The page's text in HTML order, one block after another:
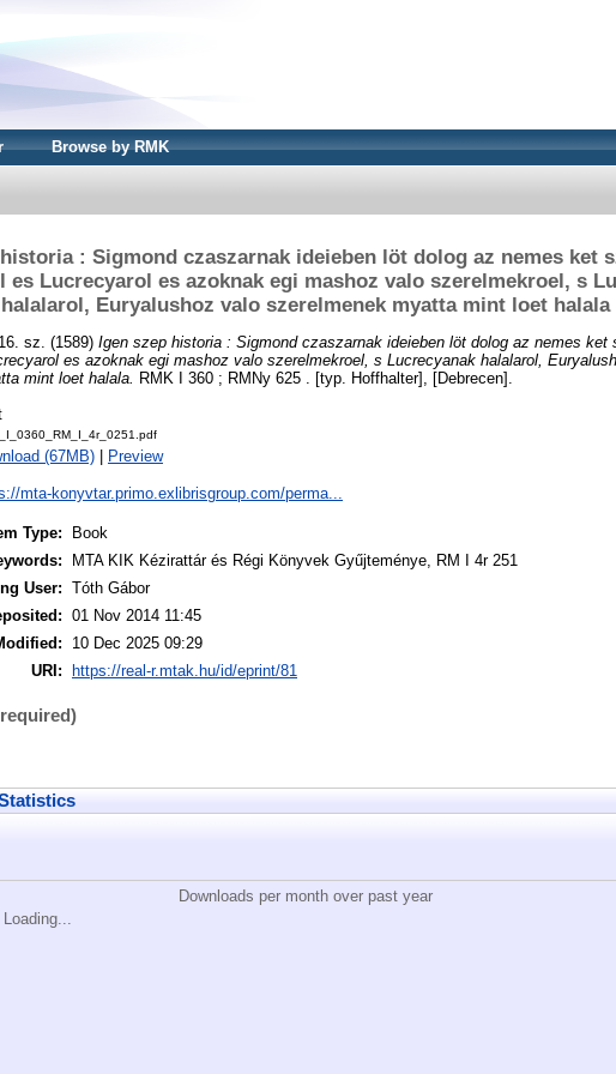
Browse by RMK
: Sigmond czaszarnak ideieben löt dolog az nemes ket
es Lucrecyarol es azoknak egi mashoz valo szerelmekroel, s
halalarol, Euryalushoz valo szerelmenek myatta mint loet halala
sz. (1589) Igen szep historia : Sigmond czaszarnak ideieben löt dolog az nemes ket
es azoknak egi mashoz valo szerelmekroel, s Lucrecyanak halalarol,
mint loet halala.
RMK I 360 ; RMNy 625 . [typ. Hoffhalter], [Debrecen].
(67MB) Preview
mta-konyvtar.primo.exlibrisgroup.com/perma...
Type:
Book
MTA KIK Kézirattár és Régi Könyvek Gyűjteménye, RM I 4r 251
User:
Tóth Gábor
01 Nov 2014 11:45
10 Dec 2025 09:29
URI:
https://real-r.mtak.hu/id/eprint/81
Downloads per month over past year
Loading...